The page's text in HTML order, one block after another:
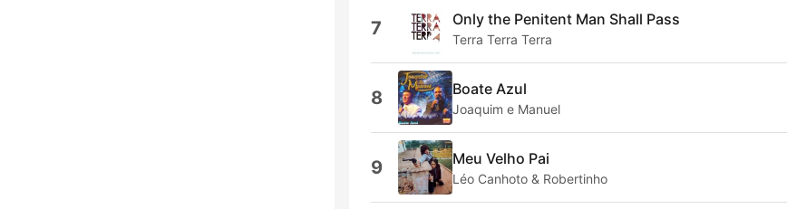
7 Only the Penitent Man Shall Pass
Terra Terra Terra
8 Boate Azul
Joaquim e Manuel
9 Meu Velho Pai
Léo Canhoto & Robertinho